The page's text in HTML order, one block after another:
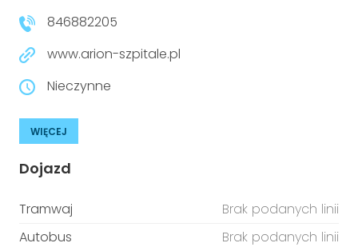
846882205
www.arion-szpitale.pl
Nieczynne
WIĘCEJ
Dojazd
Tramwaj
Brak podanych linii
Autobus
Brak podanych linii